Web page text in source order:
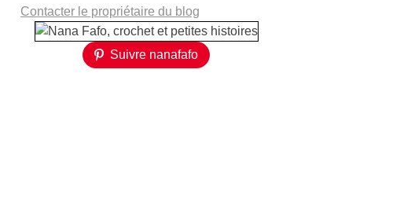
Contacter le propriétaire du blog
Suivre nanafafo